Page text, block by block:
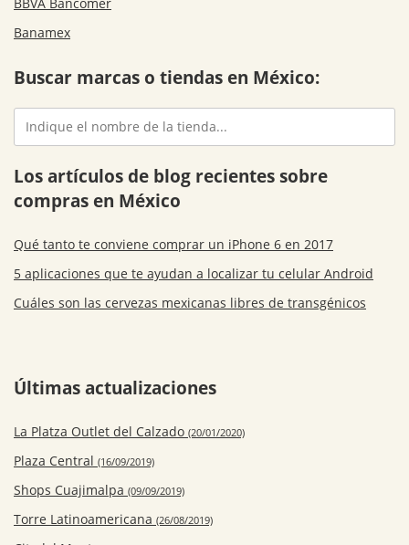
Banamex
Buscar marcas o tiendas en México:
Los artículos de blog recientes sobre
compras en México
Qué tanto te conviene comprar un iPhone 6 en 2017
5 aplicaciones que te ayudan a localizar tu celular Android
Cuáles son las cervezas mexicanas libres de transgénicos
Últimas actualizaciones
La Platza Outlet del Calzado (20/01/2020)
Plaza Central (16/09/2019)
Shops Cuajimalpa (09/09/2019)
Torre Latinoamericana (26/08/2019)